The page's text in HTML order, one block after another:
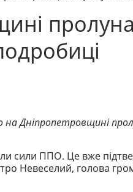
Дніпропетровщині
сили ППО. Це вже
Невеселий, голова